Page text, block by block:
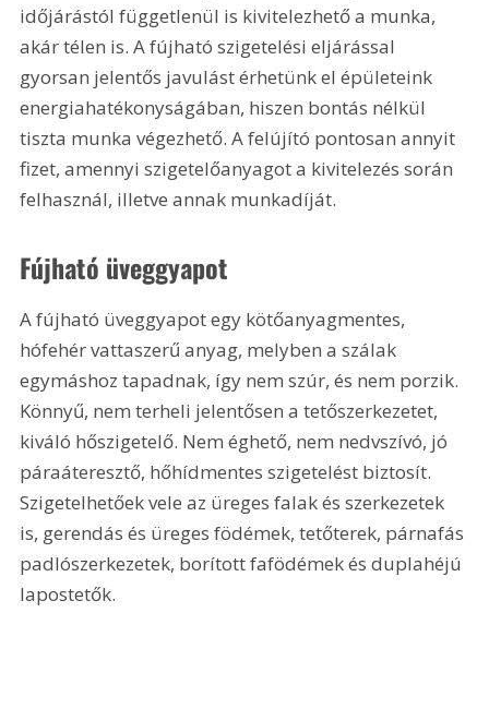
időjárástól függetlenül is kivitelezhető a munka,
akár télen is. A fújható szigetelési eljárással
gyorsan jelentős javulást érhetünk el épületeink
energiahatékonyságában, hiszen bontás nélkül
tiszta munka végezhető. A felújító pontosan annyit
fizet, amennyi szigetelőanyagot a kivitelezés során
felhasznál, illetve annak munkadíját.
Fújható üveggyapot
A fújható üveggyapot egy kötőanyagmentes,
hófehér vattaszerű anyag, melyben a szálak
egymáshoz tapadnak, így nem szúr, és nem porzik.
Könnyű, nem terheli jelentősen a tetőszerkezetet,
kiváló hőszigetelő. Nem éghető, nem nedvszívó, jó
páraáteresztő, hőhídmentes szigetelést biztosít.
Szigetelhetőek vele az üreges falak és szerkezetek
is, gerendás és üreges födémek, tetőterek, párnafás
padlószerkezetek, borított fafödémek és duplahéjú
lapostetők.